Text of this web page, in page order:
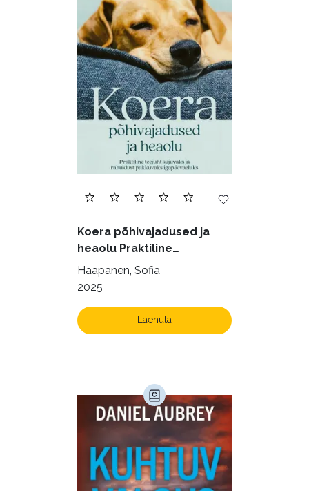
Biograafiad (228)
Eesti kirjandus (1773)
Ettevõtlus (30)
Filoloogia (121)
Filosoofia (145)
Geograafia (65)
Haridus (20)
Ilukirjandus (4256)
Krimi ja põnevik (1288)
Kultuur ja teadus (45)
Kunst ja looming (86)
Laste- ja noortekirjandus (581)
Maamajandus (24)
Majandus (34)
Perioodika (15)
Psühholoogia (183)
Rahandus (46)
Koera põhivajadused ja
heaolu Praktiline
käsiraamat sujuvaks ja
rahuldust pakkuvaks
Haapanen, Sofia
2025
Laenuta